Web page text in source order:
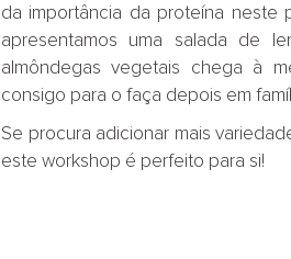
da importância da proteína neste
apresentamos uma salada de
almôndegas vegetais chega à
consigo para o faça depois em
Se procura adicionar mais
este workshop é perfeito para si!